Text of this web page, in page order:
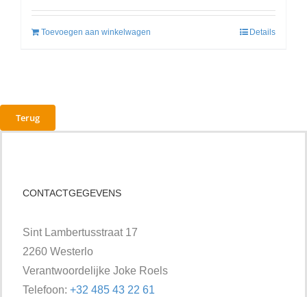
Toevoegen aan winkelwagen Details
Terug
CONTACTGEGEVENS
Sint Lambertusstraat 17
2260 Westerlo
Verantwoordelijke Joke Roels
Telefoon: +32 485 43 22 61